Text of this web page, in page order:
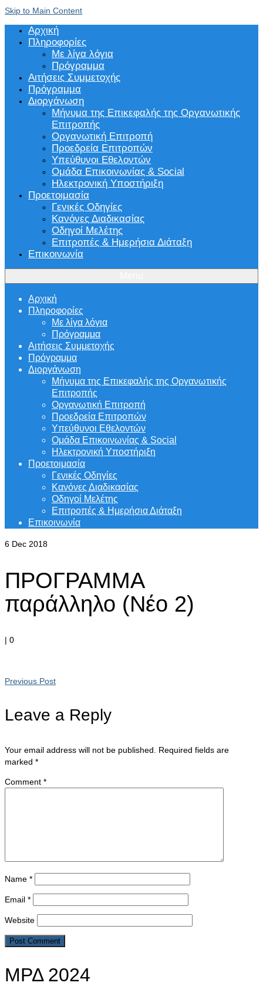
Skip to Main Content
Αρχική
Πληροφορίες
Με λίγα λόγια
Πρόγραμμα
Αιτήσεις Συμμετοχής
Πρόγραμμα
Διοργάνωση
Μήνυμα της Επικεφαλής της Οργανωτικής
Επιτροπής
Οργανωτική Επιτροπή
Προεδρεία Επιτροπών
Υπεύθυνοι Εθελοντών
Ομάδα Επικοινωνίας & Social
Ηλεκτρονική Υποστήριξη
Προετοιμασία
Γενικές Οδηγίες
Κανόνες Διαδικασίας
Οδηγοί Μελέτης
Επιτροπές & Ημερήσια Διάταξη
Επικοινωνία
Αρχική
Πληροφορίες
Με λίγα λόγια
Πρόγραμμα
Αιτήσεις Συμμετοχής
Πρόγραμμα
Διοργάνωση
Μήνυμα της Επικεφαλής της Οργανωτικής
Επιτροπής
Οργανωτική Επιτροπή
Προεδρεία Επιτροπών
Υπεύθυνοι Εθελοντών
Ομάδα Επικοινωνίας & Social
Ηλεκτρονική Υποστήριξη
Προετοιμασία
Γενικές Οδηγίες
Κανόνες Διαδικασίας
Οδηγοί Μελέτης
Επιτροπές & Ημερήσια Διάταξη
Επικοινωνία
6 Dec 2018
ΠΡΟΓΡΑΜΜΑ
παράλληλο (Νέο 2)
| 0
Previous Post
Leave a Reply
Your email address will not be published.
Required fields are
marked *
Comment *
Name *
Email *
Website
ΜΡΔ 2024